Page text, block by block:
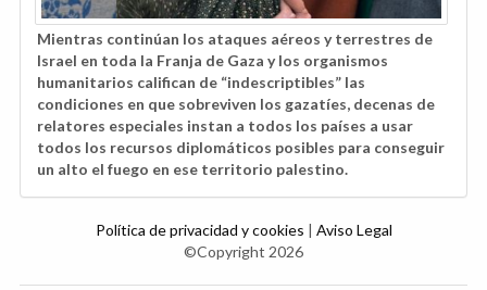
Mientras continúan los ataques aéreos y terrestres de
Israel en toda la Franja de Gaza y los organismos
humanitarios califican de “indescriptibles” las
condiciones en que sobreviven los gazatíes, decenas de
relatores especiales instan a todos los países a usar
todos los recursos diplomáticos posibles para conseguir
un alto el fuego en ese territorio palestino.
Política de privacidad y cookies | Aviso Legal
©Copyright 2026